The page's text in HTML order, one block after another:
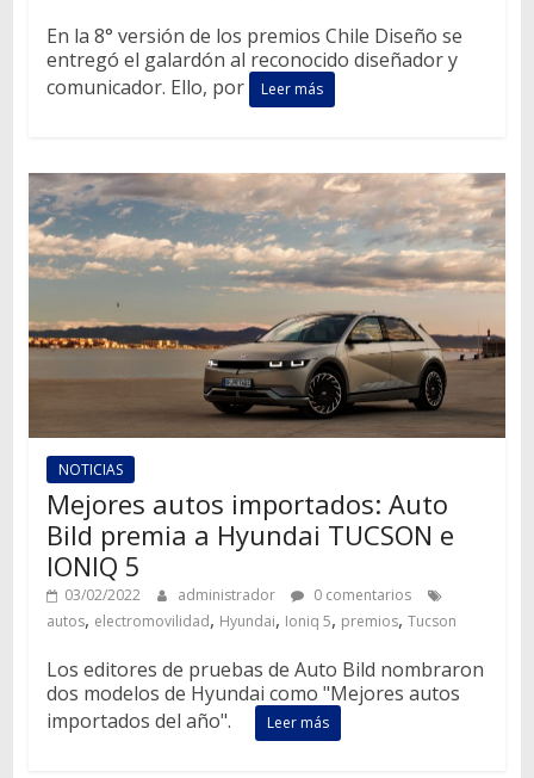
En la 8° versión de los premios Chile Diseño se
entregó el galardón al reconocido diseñador y
comunicador. Ello, por
Leer más
NOTICIAS
Mejores autos importados: Auto
Bild premia a Hyundai TUCSON e
IONIQ 5
03/02/2022 administrador
0 comentarios
autos, electromovilidad, Hyundai, Ioniq 5, premios, Tucson
Los editores de pruebas de Auto Bild nombraron
dos modelos de Hyundai como "Mejores autos
importados del año".
Leer más